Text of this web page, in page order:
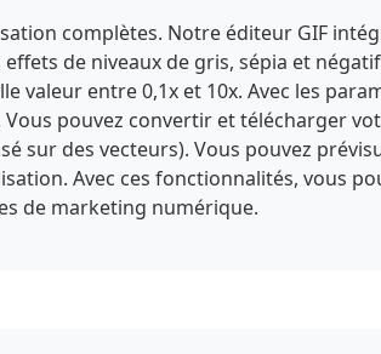
complètes. Notre éditeur GIF
de niveaux de gris, sépia et
valeur entre 0,1x et 10x. Avec les
pouvez convertir et télécharger
sur des vecteurs). Vous pouvez
Avec ces fonctionnalités, vous
de marketing numérique.